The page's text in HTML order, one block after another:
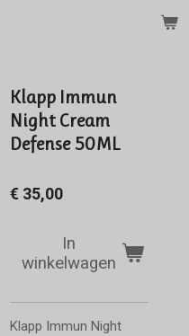
Klapp Immun
Night Cream
Defense 50ML
€ 35,00
In
winkelwagen
Klapp Immun Night